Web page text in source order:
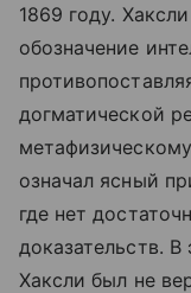
1869 году.
обозначение
догматической
означал ясный
где нет
доказательств.
Хаксли был не